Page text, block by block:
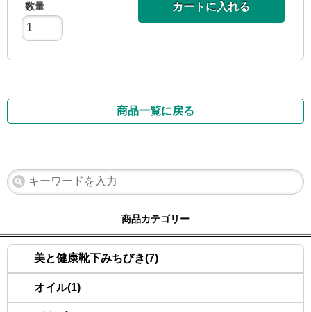
数量 カートに入れる
商品一覧に戻る
商品カテゴリー
美と健康靴下みちびき(7)
オイル(1)